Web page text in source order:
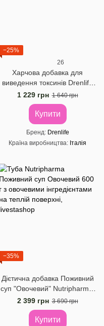
−25%
26
Харчова добавка для
виведення токсинів Drenlife
Detox з ароматом лайма та
імбиру, 30 стіків по 10 мл
1 229 грн 1 640 грн
Купити
Бренд
Drenlife
Країна виробництва
Італія
−35%
Дієтична добавка Поживний
суп "Овочевий" Nutripharma,
600 г
2 399 грн 3 690 грн
Купити